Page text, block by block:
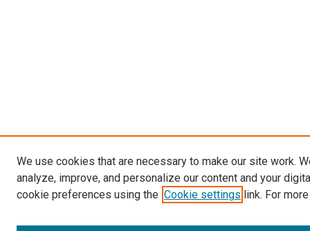
We use cookies that are necessary to make our site work.
analyze, improve, and personalize our content and your
cookie preferences using the Cookie settings link. For